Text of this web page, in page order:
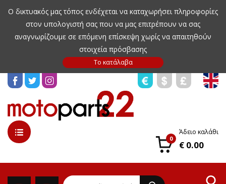
Ο δικτυακός μας τόπος ενδέχεται να καταχωρήσει πληροφορίες
στον υπολογιστή σας που να μας επιτρέπουν να σας
αναγνωρίζουμε σε επόμενη επίσκεψη χωρίς να απαιτηθούν
στοιχεία πρόσβασης
0
Άδειο καλάθι
€ 0.00